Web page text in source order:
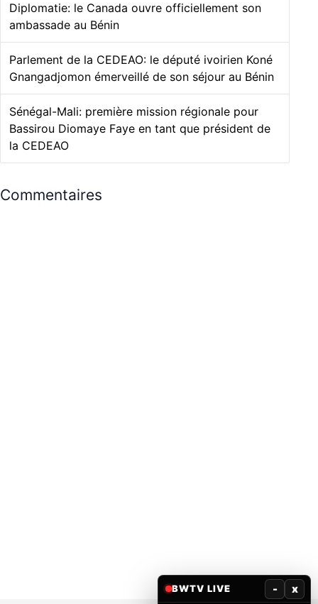
Diplomatie: le Canada ouvre officiellement son
ambassade au Bénin
Parlement de la CEDEAO: le député ivoirien Koné
Gnangadjomon émerveillé de son séjour au Bénin
Sénégal-Mali: première mission régionale pour
Bassirou Diomaye Faye en tant que président de
la CEDEAO
Commentaires
BWTV LIVE - x